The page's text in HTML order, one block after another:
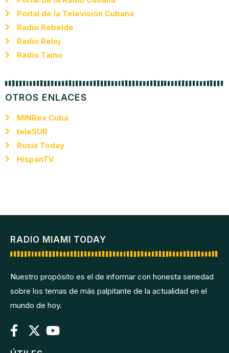
Portal de la Televisión Cubana
Radio Rebelde
Radio Reloj
Radio Taíno
OTROS ENLACES
MINRex Cuba
teleSUR
Rusia Today
HispanTV
RADIO MIAMI TODAY
Nuestro propósito es el de informar con honesta seriedad
sobre los temas de más palpitante de la actualidad en el
mundo de hoy.